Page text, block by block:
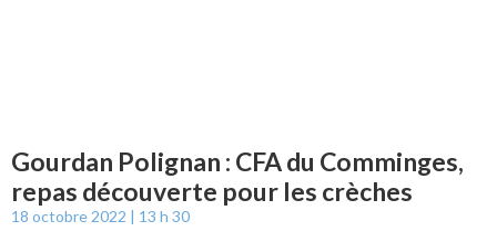
Gourdan Polignan : CFA du Comminges,
repas découverte pour les crèches
18 octobre 2022 13 h 30